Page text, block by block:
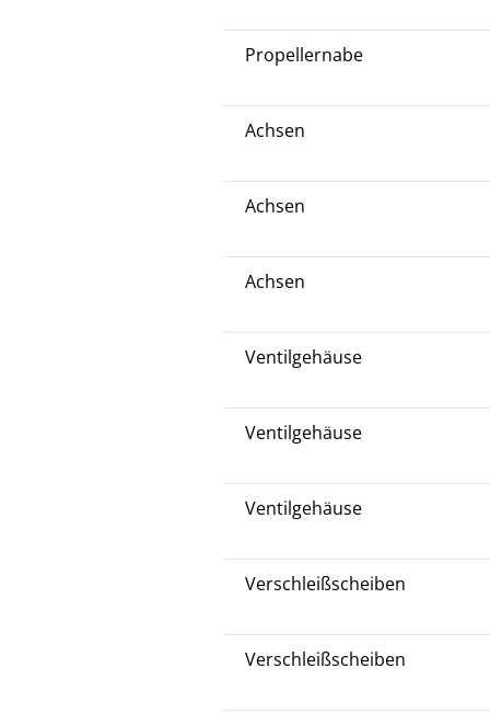
Propellernabe
Achsen
Achsen
Achsen
Ventilgehäuse
Ventilgehäuse
Ventilgehäuse
Verschleißscheiben
Verschleißscheiben